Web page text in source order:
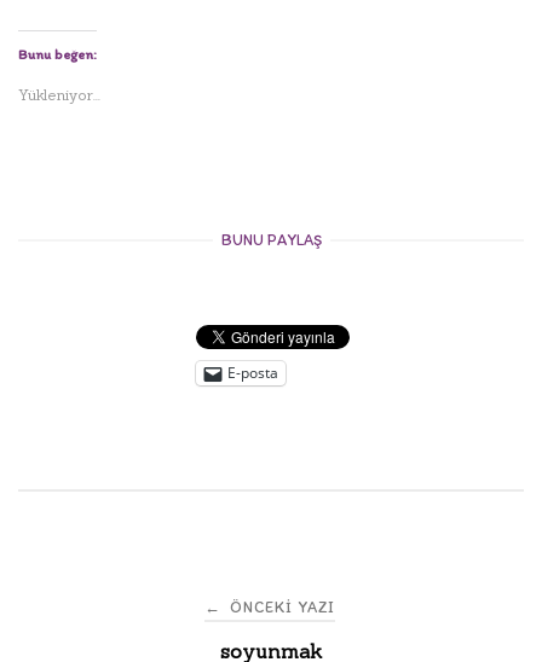
Bunu beğen:
Yükleniyor...
BUNU PAYLAŞ
E-posta
← ÖNCEKI YAZI
soyunmak